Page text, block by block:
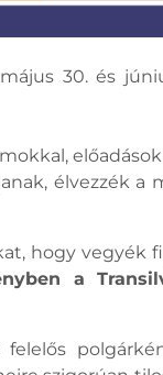
30. és
élvezzék a
hogy vegyék
a